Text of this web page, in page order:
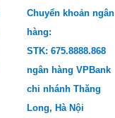
Chuyển khoản ngân
hàng:
STK: 675.8888.868
ngân hàng VPBank
chi nhánh Thăng
Long, Hà Nội